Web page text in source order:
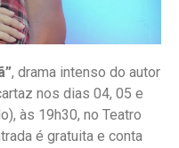
, drama intenso do autor
nos dias 04, 05 e
às 19h30, no Teatro
é gratuita e conta